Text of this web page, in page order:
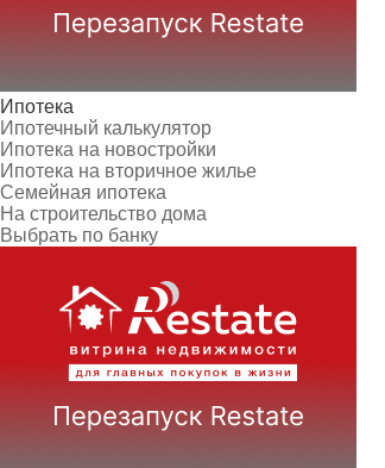
Ипотека
Ипотечный калькулятор
Ипотека на новостройки
Ипотека на вторичное жилье
Семейная ипотека
На строительство дома
Выбрать по банку